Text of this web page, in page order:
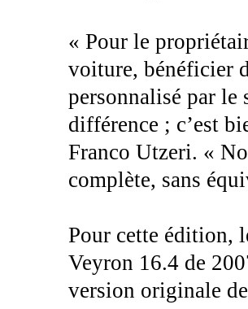
« Pour le
voiture, bénéficier
personnalisé par le
différence ; c’est
Franco Utzeri. «
complète, sans
Pour cette édition,
Veyron 16.4 de
version originale